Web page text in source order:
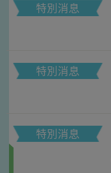
特別消息
特別消息
特別消息